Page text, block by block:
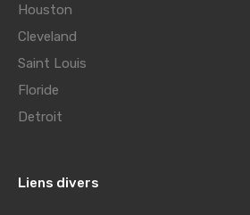
Houston
Cleveland
Saint Louis
Floride
Detroit
Liens divers